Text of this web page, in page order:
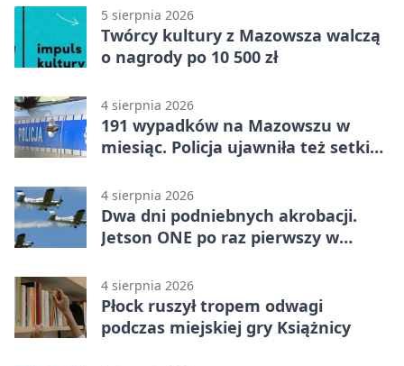
5 sierpnia 2026
Twórcy kultury z Mazowsza walczą
o nagrody po 10 500 zł
4 sierpnia 2026
191 wypadków na Mazowszu w
miesiąc. Policja ujawniła też setki
4 sierpnia 2026
Dwa dni podniebnych akrobacji.
Jetson ONE po raz pierwszy w
4 sierpnia 2026
Płock ruszył tropem odwagi
podczas miejskiej gry Książnicy